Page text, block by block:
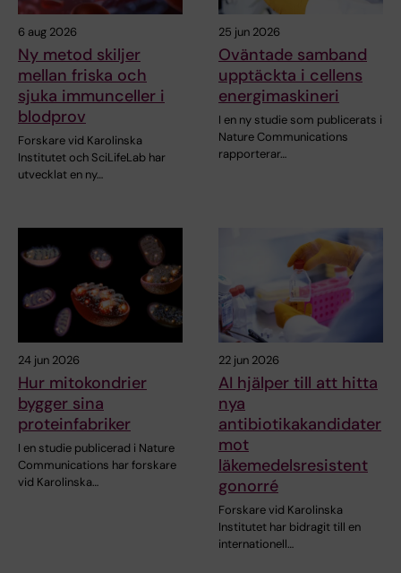
6 aug 2026
Ny metod skiljer
mellan friska och
sjuka immunceller i
blodprov
Forskare vid Karolinska
Institutet och SciLifeLab har
utvecklat en ny…
25 jun 2026
Oväntade samband
upptäckta i cellens
energimaskineri
I en ny studie som publicerats i
Nature Communications
rapporterar…
24 jun 2026
Hur mitokondrier
bygger sina
proteinfabriker
I en studie publicerad i Nature
Communications har forskare
vid Karolinska…
22 jun 2026
AI hjälper till att hitta
nya
antibiotikakandidater
mot
läkemedelsresistent
gonorré
Forskare vid Karolinska
Institutet har bidragit till en
internationell…